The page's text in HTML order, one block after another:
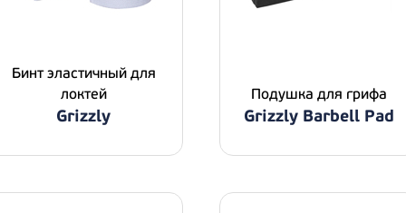
Бинт эластичный для
локтей
Grizzly
Подушка для грифа
Grizzly Barbell Pad